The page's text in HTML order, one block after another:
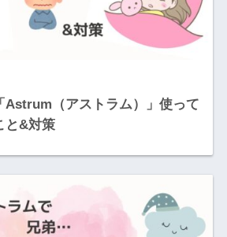
Astrum（アストラム）」使って
と&対策